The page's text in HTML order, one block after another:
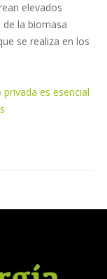
elevados
de la biomasa
se realiza en los
es esencial